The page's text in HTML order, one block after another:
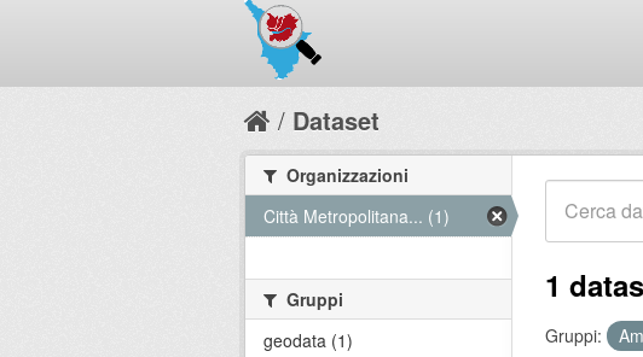
Dataset
1
Gruppi:
Organizzazioni
Città Metropolitana... (1)
Gruppi
geodata (1)